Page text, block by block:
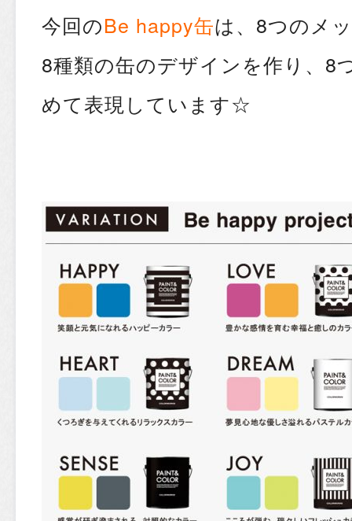
今回のBe happy缶は、8つのメ
8種類の缶のデザインを作り、8
めて表現しています☆